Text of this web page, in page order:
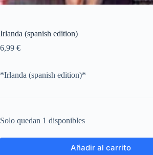
Irlanda (spanish edition)
6,99 €
*Irlanda (spanish edition)*
Solo quedan 1 disponibles
Añadir al carrito